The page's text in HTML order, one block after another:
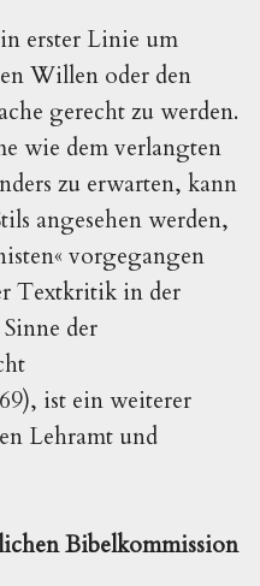
erster Linie um
Willen oder den
gerecht zu werden.
wie dem verlangten
zu erwarten, kann
angesehen werden,
vorgegangen
Textkritik in der
der
, ist ein weiterer
Lehramt und
Bibelkommission